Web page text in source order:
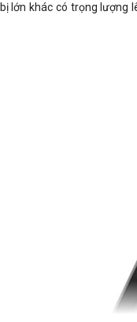
lớn khác có trọng lượng